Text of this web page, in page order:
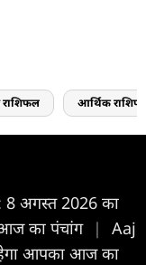
आर्थिक
अगस्त 2026 का
का पंचांग |
Aaj
आपका आज का